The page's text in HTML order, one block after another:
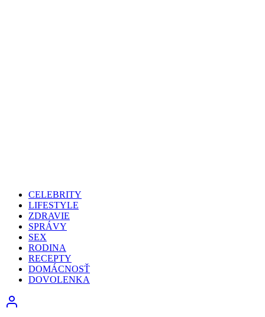
CELEBRITY
LIFESTYLE
ZDRAVIE
SPRÁVY
SEX
RODINA
RECEPTY
DOMÁCNOSŤ
DOVOLENKA